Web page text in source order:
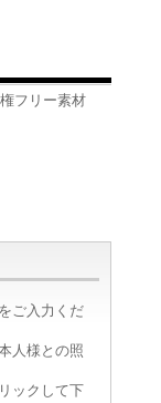
フリー素材
ご入力くだ
人様との照
ックして下